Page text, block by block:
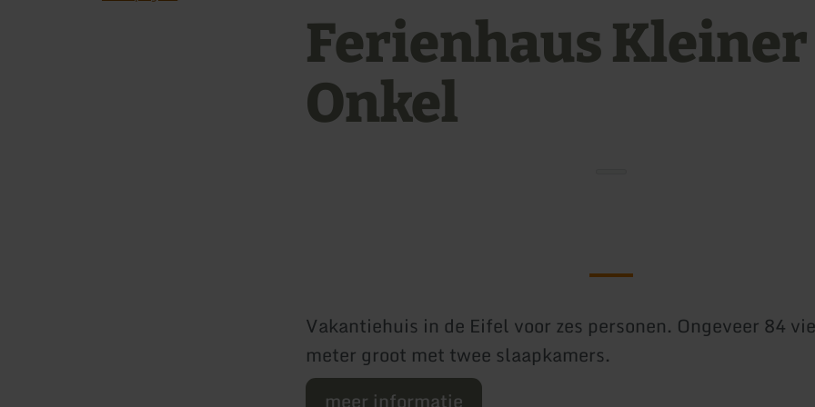
Ferienhaus Kleiner
Onkel
Vakantiehuis in de Eifel voor zes personen. Ongeveer 84
meter groot met twee slaapkamers.